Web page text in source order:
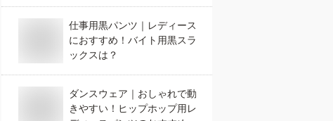
仕事用黒パンツ｜レディース
におすすめ！バイト用黒スラ
ックスは？
ダンスウェア｜おしゃれで動
きやすい！ヒップホップ用レ